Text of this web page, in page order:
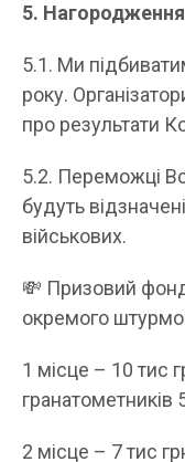
5.
5.1. Ми
року.
про результати
5.2. Переможці
будуть
військових.
💸 Призовий
окремого
1 місце – 10 тис
2 місце – 7 тис